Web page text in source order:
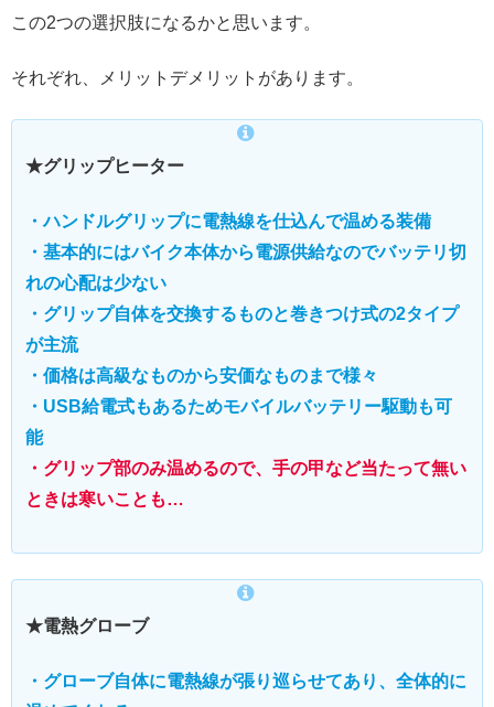
この2つの選択肢になるかと思います。
それぞれ、メリットデメリットがあります。
★グリップヒーター
・ハンドルグリップに電熱線を仕込んで温める装備
・基本的にはバイク本体から電源供給なのでバッテリ切
れの心配は少ない
・グリップ自体を交換するものと巻きつけ式の2タイプ
が主流
・価格は高級なものから安価なものまで様々
・USB給電式もあるためモバイルバッテリー駆動も可
能
・グリップ部のみ温めるので、手の甲など当たって無い
ときは寒いことも…
★電熱グローブ
・グローブ自体に電熱線が張り巡らせてあり、全体的に